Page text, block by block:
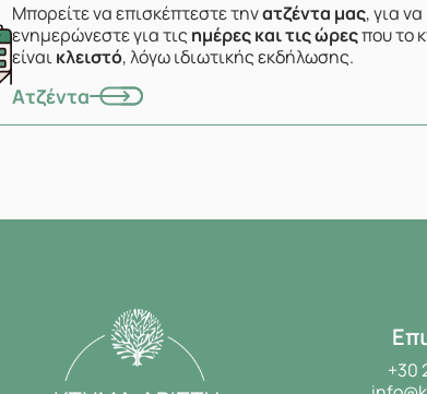
Μπορείτε να επισκέπτεστε τηνατζέντα μας, για να
ενημερώνεστε για τιςημέρες και τις ώρεςπου το
είναικλειστό, λόγω ιδιωτικής εκδήλωσης.
Ατζέντα
+30